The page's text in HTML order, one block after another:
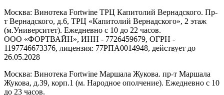
Москва: Винотека Fortwine ТРЦ Капитолий Вернадского. Пр-
т Вернадского, д.6, ТРЦ «Капитолий Вернадского», 2 этаж
(м.Университет). Ежедневно с 10 до 22 часов.
ООО «ФОРТВАЙН», ИНН - 7726459679, ОГРН -
1197746673376, лицензия: 77РПА0014948, действует до
26.05.2028
Москва: Винотека Fortwine Маршала Жукова. пр-т Маршала
Жукова, д.39, корп.1 (м. Народное ополчение). Ежедневно с 10
до 23 часов.